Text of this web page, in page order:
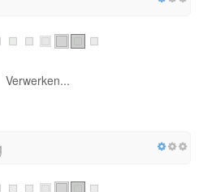
Verwerken...